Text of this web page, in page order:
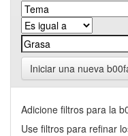
Iniciar una nueva
Adicione filtros para la
Use filtros para refinar